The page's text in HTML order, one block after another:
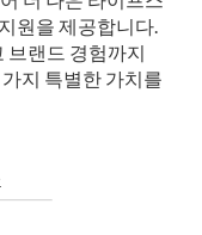
원을 제공합니다.
브랜드 경험까지
지 특별한 가치를